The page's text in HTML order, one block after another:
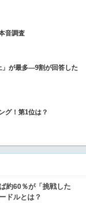
音調査
」が最多―9割が回答した
グ！第1位は？
約60％が「挑戦した
ドルとは？